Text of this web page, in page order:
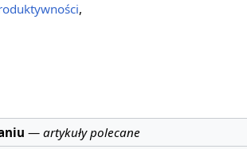
,
— artykuły polecane